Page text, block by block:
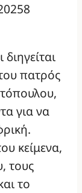
8
πατρός
για να
κείμενα,
τους
το